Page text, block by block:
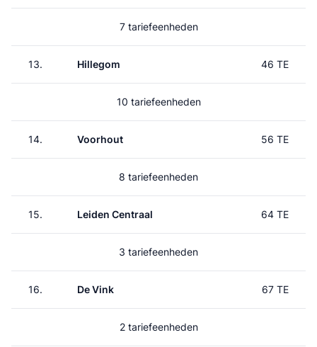
7 tariefeenheden
13. Hillegom 46 TE
10 tariefeenheden
14. Voorhout 56 TE
8 tariefeenheden
15. Leiden Centraal 64 TE
3 tariefeenheden
16. De Vink 67 TE
2 tariefeenheden